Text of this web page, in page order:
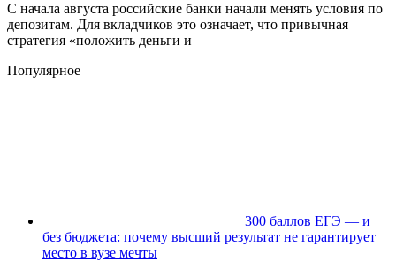
С начала августа российские банки начали менять условия по
депозитам. Для вкладчиков это означает, что привычная
стратегия «положить деньги и
Популярное
300 баллов ЕГЭ — и
без бюджета: почему высший результат не гарантирует
место в вузе мечты